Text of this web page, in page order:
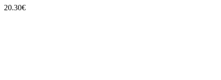
20.30€